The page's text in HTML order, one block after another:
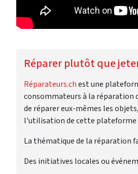
Réparer plutôt que
Réparateurs.chest une
consommateurs à la réparation
de réparer eux-mêmes les
l'utilisation de cette plateforme
La thématique de la réparation
Des initiatives locales ou